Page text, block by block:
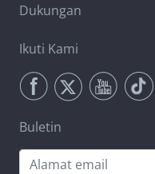
Dukungan
Ikuti Kami
Buletin